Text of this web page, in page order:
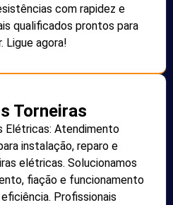
com rapidez e
qualificados prontos para
Ligue agora!
Torneiras
Elétricas: Atendimento
instalação, reparo e
elétricas. Solucionamos
fiação e funcionamento
Profissionais